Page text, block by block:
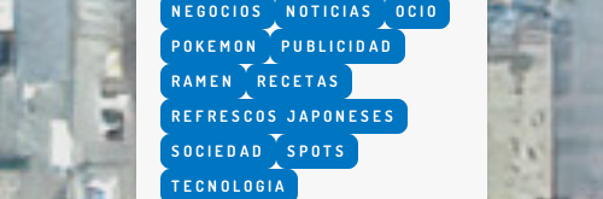
NEGOCIOS
NOTICIAS
OCIO
POKEMON
PUBLICIDAD
RAMEN
RECETAS
REFRESCOS JAPONESES
SOCIEDAD
SPOTS
TECNOLOGIA